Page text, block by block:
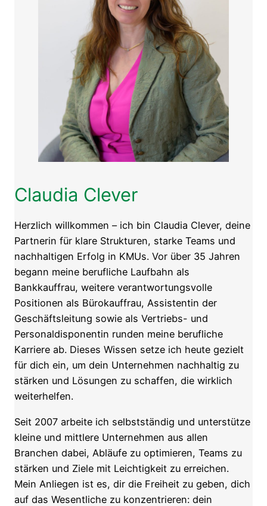
Claudia Clever
Herzlich willkommen – ich bin Claudia Clever, deine
Partnerin für klare Strukturen, starke Teams und
nachhaltigen Erfolg in KMUs. Vor über 35 Jahren
begann meine berufliche Laufbahn als
Bankkauffrau, weitere verantwortungsvolle
Positionen als Bürokauffrau, Assistentin der
Geschäftsleitung sowie als Vertriebs- und
Personaldisponentin runden meine berufliche
Karriere ab. Dieses Wissen setze ich heute gezielt
für dich ein, um dein Unternehmen nachhaltig zu
stärken und Lösungen zu schaffen, die wirklich
weiterhelfen.
Seit 2007 arbeite ich selbstständig und unterstütze
kleine und mittlere Unternehmen aus allen
Branchen dabei, Abläufe zu optimieren, Teams zu
stärken und Ziele mit Leichtigkeit zu erreichen.
Mein Anliegen ist es, dir die Freiheit zu geben, dich
auf das Wesentliche zu konzentrieren: dein